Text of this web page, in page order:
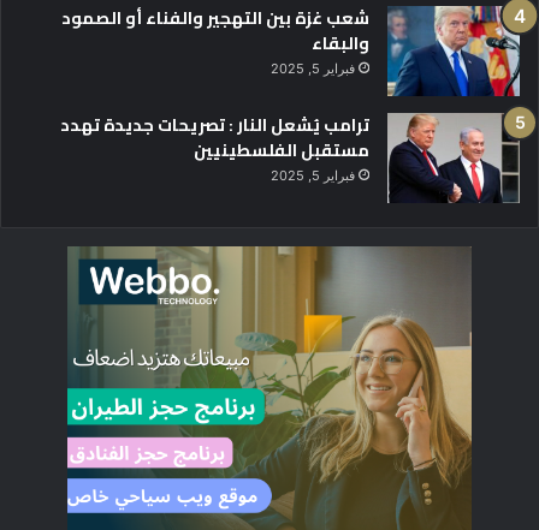
شعب غزة بين التهجير والفناء أو الصمود
والبقاء
فبراير 5, 2025
ترامب يُشعل النار : تصريحات جديدة تهدد
مستقبل الفلسطينيين
فبراير 5, 2025